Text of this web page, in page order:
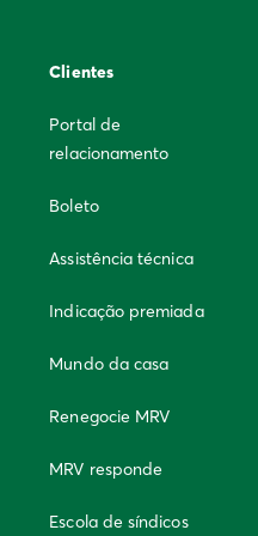
Clientes
Portal de
relacionamento
Boleto
Assistência técnica
Indicação premiada
Mundo da casa
Renegocie MRV
MRV responde
Escola de síndicos